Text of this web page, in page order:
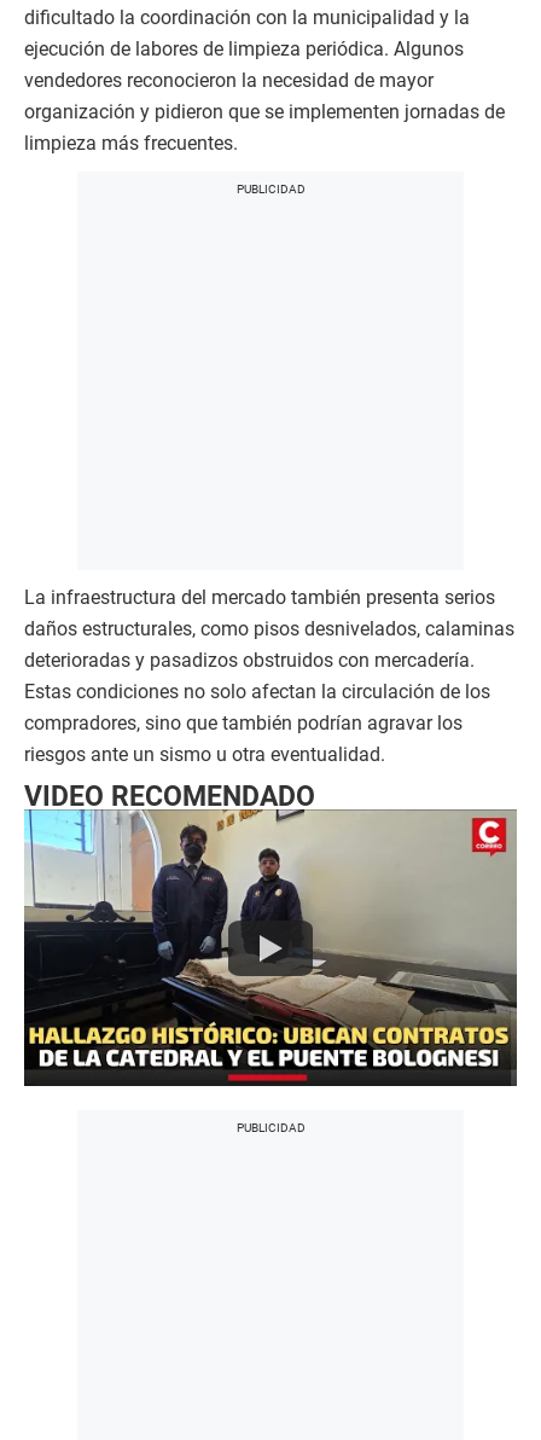
dificultado la coordinación con la municipalidad y la
ejecución de labores de limpieza periódica. Algunos
vendedores reconocieron la necesidad de mayor
organización y pidieron que se implementen jornadas de
limpieza más frecuentes.
La infraestructura del mercado también presenta serios
daños estructurales, como pisos desnivelados, calaminas
deterioradas y pasadizos obstruidos con mercadería.
Estas condiciones no solo afectan la circulación de los
compradores, sino que también podrían agravar los
riesgos ante un sismo u otra eventualidad.
VIDEO RECOMENDADO